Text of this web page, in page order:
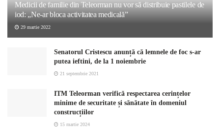
Medicii de familie din Teleorman nu vor să distribuie pastilele de
iod: „Ne-ar bloca activitatea medicală”
29 martie 2022
Senatorul Cristescu anunță că lemnele de foc s-ar
putea ieftini, de la 1 noiembrie
21 septembrie 2021
ITM Teleorman verifică respectarea cerințelor
minime de securitate și sănătate în domeniul
construcțiilor
15 martie 2024